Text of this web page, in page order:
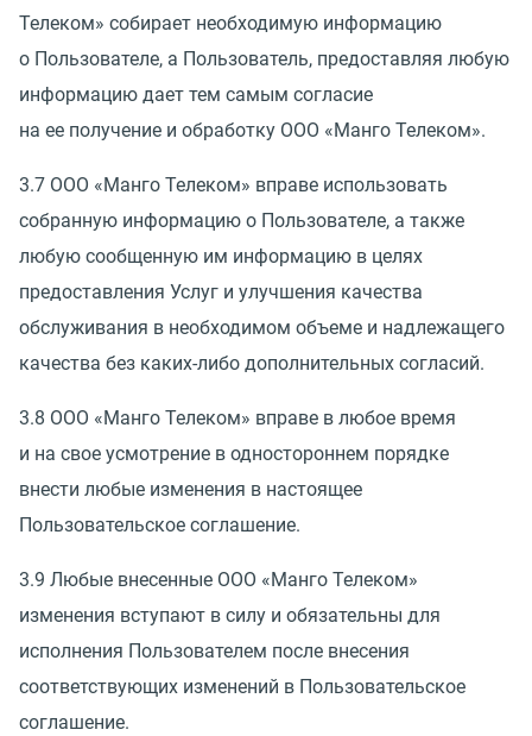
Телеком» собирает необходимую информацию
о Пользователе, а Пользователь, предоставляя любую
информацию дает тем самым согласие
на ее получение и обработку ООО «Манго Телеком».
3.7 ООО «Манго Телеком» вправе использовать
собранную информацию о Пользователе, а также
любую сообщенную им информацию в целях
предоставления Услуг и улучшения качества
обслуживания в необходимом объеме и надлежащего
качества без каких-либо дополнительных согласий.
3.8 ООО «Манго Телеком» вправе в любое время
и на свое усмотрение в одностороннем порядке
внести любые изменения в настоящее
Пользовательское соглашение.
3.9 Любые внесенные ООО «Манго Телеком»
изменения вступают в силу и обязательны для
исполнения Пользователем после внесения
соответствующих изменений в Пользовательское
соглашение.